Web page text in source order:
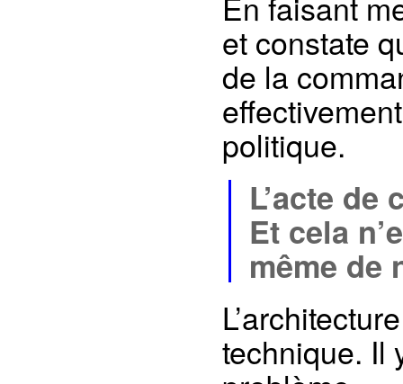
et constate
de la
politique.
L’acte
Et cela
même de
technique. Il